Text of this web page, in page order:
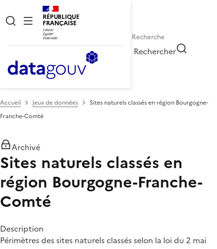
RÉPUBLIQUE
FRANÇAISE
Rechercher
Accueil Jeux de données
Sites naturels classés en région Bourgogne-
Franche-Comté
Archivé
Sites naturels classés en
région Bourgogne-Franche-
Comté
Description
Périmètres des sites naturels classés selon la loi du 2 mai